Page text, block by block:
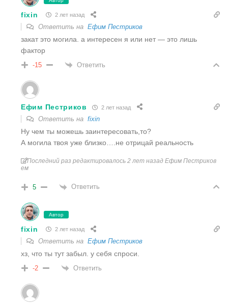
fixin 2 лет назад
Ответить на Ефим Пестриков
закат это могила. а интересен я или нет — это лишь
фактор
-15 Ответить
Ефим Пестриков 2 лет назад
Ответить на fixin
Ну чем ты можешь заинтересовать,то?
А могила твоя уже близко….не отрицай реальность
Последний раз редактировалось 2 лет назад Ефим Пестриков
ем
5 Ответить
Автор
fixin 2 лет назад
Ответить на Ефим Пестриков
хз, что ты тут забыл. у себя спроси.
-2 Ответить